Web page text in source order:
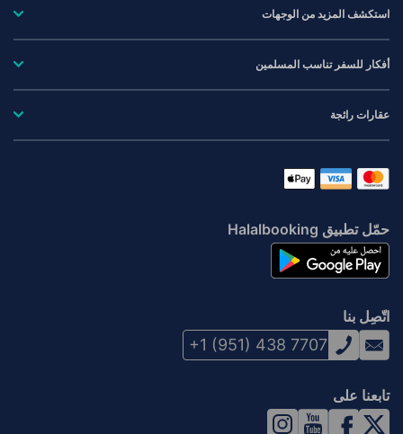
استكشف المزيد من الوجهات
أفكار للسفر تناسب المسلمين
عقارات رائجة
حمّل تطبيق Halalbooking
اتّصِل بنا
+1 (951) 438 7707
تابعنا على